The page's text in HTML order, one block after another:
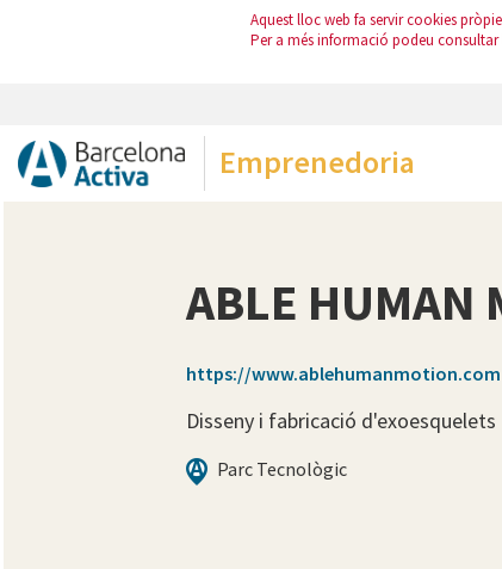
Aquest lloc web fa servir cookies
Per a més informació podeu
Emprenedoria
ABLE HUMAN
https://www.ablehumanmotion.com
Disseny i fabricació d'exoesquelets
Parc Tecnològic